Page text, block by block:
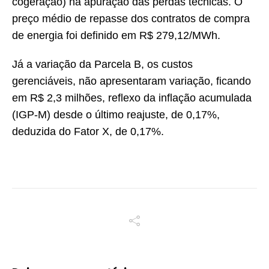
preço médio de repasse dos contratos de compra
de energia foi definido em R$ 279,12/MWh.
Já a variação da Parcela B, os custos
gerenciáveis, não apresentaram variação, ficando
em R$ 2,3 milhões, reflexo da inflação acumulada
(IGP-M) desde o último reajuste, de 0,17%,
deduzida do Fator X, de 0,17%.